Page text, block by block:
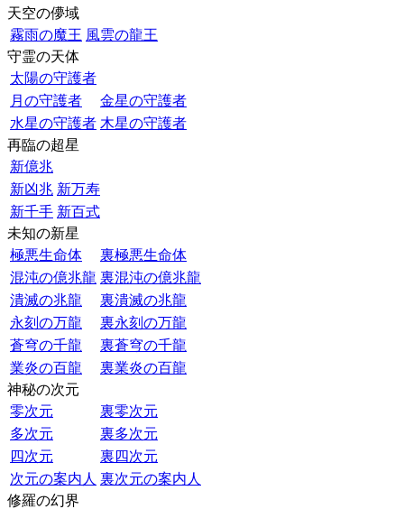
天空の儚域
霧雨の魔王 風雲の龍王
守霊の天体
太陽の守護者
月の守護者
金星の守護者
水星の守護者 木星の守護者
再臨の超星
新億兆
新凶兆 新万寿
新千手 新百式
未知の新星
極悪生命体
裏極悪生命体
混沌の億兆龍 裏混沌の億兆龍
潰滅の兆龍
裏潰滅の兆龍
永刻の万龍
裏永刻の万龍
蒼穹の千龍
裏蒼穹の千龍
業炎の百龍
裏業炎の百龍
神秘の次元
零次元
裏零次元
多次元
裏多次元
四次元
裏四次元
次元の案内人 裏次元の案内人
修羅の幻界